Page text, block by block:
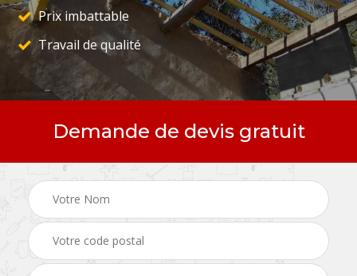
Prix imbattable
Travail de qualité
Demande de devis gratuit